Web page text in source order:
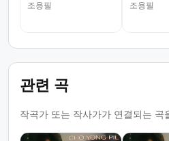
조용필 조용필
관련 곡
작곡가 또는 작사가가 연결되는 곡